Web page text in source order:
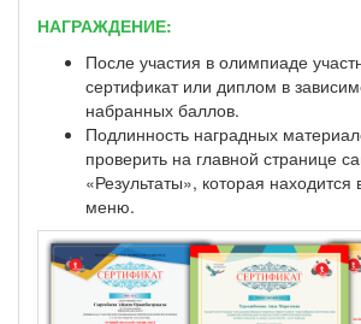
НАГРАЖДЕНИЕ:
После участия в олимпиаде
сертификат или диплом в
набранных баллов.
Подлинность наградных
проверить на главной странице
«Результаты», которая находится
меню.